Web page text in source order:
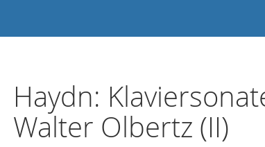
Haydn:
Walter Olbertz (II)